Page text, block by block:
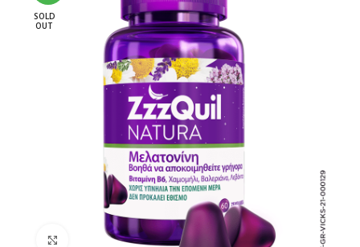
SOLD
OUT
Click to enlarge